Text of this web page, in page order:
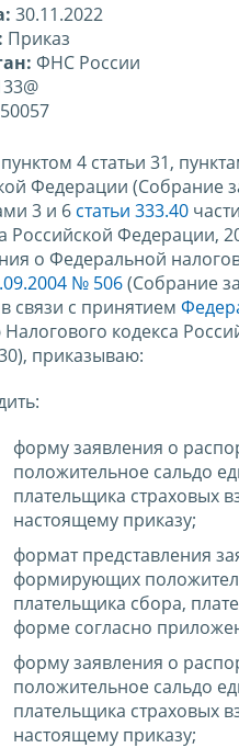
30.11.2022
Приказ
ФНС России
4 статьи 31,
Федерации (Собрание
3 и 6 статьи 333.40
Российской Федерации,
о Федеральной
№ 506(Собрание
связи с принятием
кодекса
приказываю:
форму заявления о
положительное сальдо
плательщика страховых
настоящему приказу;
формат представления
формирующих
плательщика сбора,
форме согласно
форму заявления о
положительное сальдо
плательщика страховых
настоящему приказу;